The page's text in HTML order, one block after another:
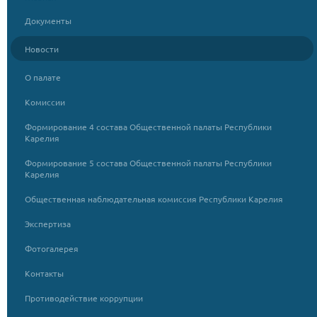
Документы
Новости
О палате
Комиссии
Формирование 4 состава Общественной палаты Республики
Карелия
Формирование 5 состава Общественной палаты Республики
Карелия
Общественная наблюдательная комиссия Республики Карелия
Экспертиза
Фотогалерея
Контакты
Противодействие коррупции